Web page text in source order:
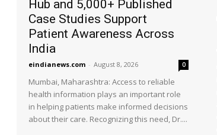
Hub and 5,000+ Published
Case Studies Support
Patient Awareness Across
India
eindianews.com - August 8, 2026 0
Mumbai, Maharashtra: Access to reliable
health information plays an important role
in helping patients make informed decisions
about their care. Recognizing this need, Dr....